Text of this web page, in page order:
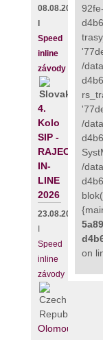
08.08.2026
Speed
inline
závody
4.
Kolo
SIP -
RAJECKÝ
IN-
LINE
2026
23.08.2026
Speed
inline
závody
Olomouc
92fe-
/
/
/
on